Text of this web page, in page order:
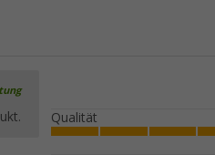
Qualität